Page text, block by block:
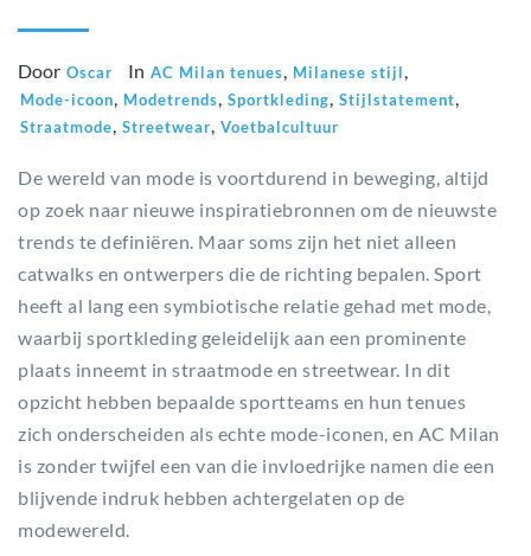
Door Oscar In AC Milan tenues, Milanese stijl,
Mode-icoon, Modetrends, Sportkleding, Stijlstatement,
Straatmode, Streetwear, Voetbalcultuur
De wereld van mode is voortdurend in beweging, altijd
op zoek naar nieuwe inspiratiebronnen om de nieuwste
trends te definiëren. Maar soms zijn het niet alleen
catwalks en ontwerpers die de richting bepalen. Sport
heeft al lang een symbiotische relatie gehad met mode,
waarbij sportkleding geleidelijk aan een prominente
plaats inneemt in straatmode en streetwear. In dit
opzicht hebben bepaalde sportteams en hun tenues
zich onderscheiden als echte mode-iconen, en AC Milan
is zonder twijfel een van die invloedrijke namen die een
blijvende indruk hebben achtergelaten op de
modewereld.